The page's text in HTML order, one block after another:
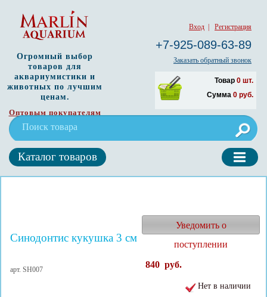
Вход Регистрация
+7-925-089-63-89
Заказать обратный звонок
Товар 0 шт.
Сумма 0 руб.
Огромный выбор
товаров для
аквариумистики и
животных по лучшим
ценам.
Оптовым покупателям
Каталог товаров
Синодонтис кукушка 3 см
арт. SH007
Уведомить о
поступлении
840 руб.
Нет в наличии